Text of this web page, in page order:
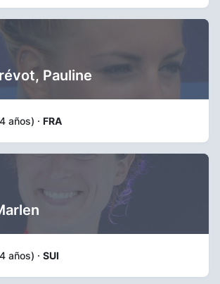
Pauline
años) · FRA
años) · SUI